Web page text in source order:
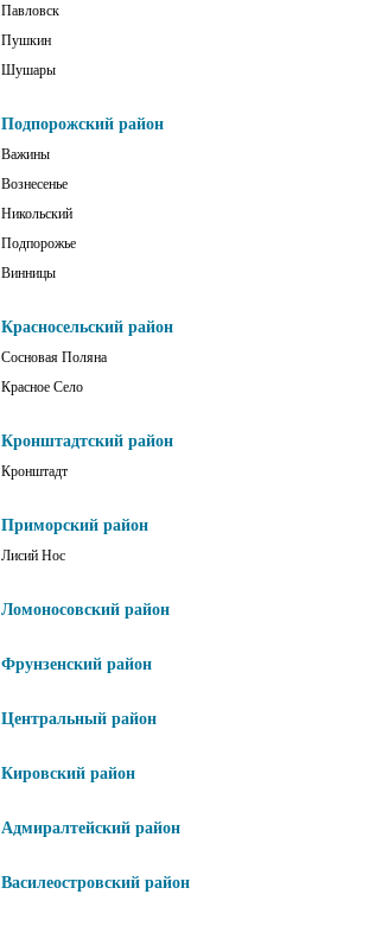
Павловск
Пушкин
Шушары
Подпорожский район
Важины
Вознесенье
Никольский
Подпорожье
Винницы
Красносельский район
Сосновая Поляна
Красное Село
Кронштадтский район
Кронштадт
Приморский район
Лисий Нос
Ломоносовский район
Фрунзенский район
Центральный район
Кировский район
Адмиралтейский район
Василеостровский район